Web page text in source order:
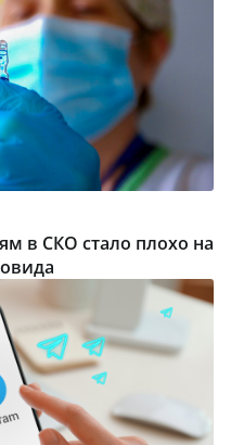
в СКО стало плохо на